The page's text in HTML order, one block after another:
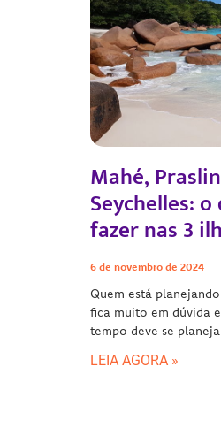
Mahé,
Seychelles:
fazer nas 3
6 de novembro de 2024
Quem está
fica muito em dúvida
tempo deve se
LEIA AGORA »